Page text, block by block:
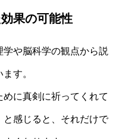
果の可能性
や脳科学の観点から説
す。
に真剣に祈ってくれて
感じると、それだけで